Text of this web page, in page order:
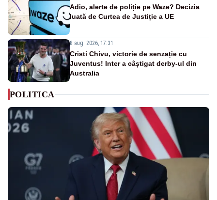
Adio, alerte de poliție pe Waze? Decizia
luată de Curtea de Justiție a UE
8 aug. 2026, 17:31
Cristi Chivu, victorie de senzație cu
Juventus! Inter a câștigat derby-ul din
Australia
POLITICA